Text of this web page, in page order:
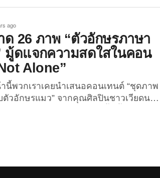
นจะเผยให้เห็นโมเมนต์ของเจ้า...
ำหรับภาพถ่ายเจ้า “เสือดาวหิมะ” ตัวจุ้มมุ้
ปุ่น ที่สลัดคราบนักล่าทิ้งออกไปจนเหลือ
ที่ทำเอาเหล่ามานุดใจน้วยใจเจ็บเพราะ
ภาพถ่ายเสือดาวหิมะสุดคิวท์นี้เป็นผล
ตเตอร์ของคุณช่างภาพ RIKUNOW หรือ
คาท์ Instagram @riku_0710 ที่มีผู้
แสนคน ซึ่งงานอดิเรกของเขาคือการ
ago
ด 26 ภาพ “ตัวอักษรภาษา
มู้ดแจกความสดใสในคอน
Alone”
นี้พวกเราเคยนำเสนอคอนเทนต์ “ชุดภาพ
ตัวอักษรแมว” จากคุณศิลปินชาวเวียดนาม